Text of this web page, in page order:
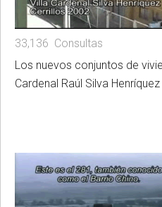
33,136 Consultas
Los nuevos conjuntos de
Cardenal Raúl Silva Henríquez